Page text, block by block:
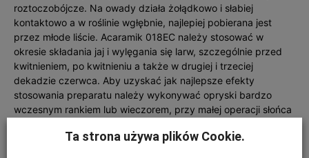
roztoczobójcze. Na owady działa żołądkowo i słabiej
kontaktowo a w roślinie wgłębnie, najlepiej pobierana jest
przez młode liście. Acaramik 018EC należy stosować w
okresie składania jaj i wylęgania się larw, szczególnie przed
kwitnieniem, po kwitnieniu a także w drugiej i trzeciej
dekadzie czerwca. Aby uzyskać jak najlepsze efekty
stosowania preparatu należy wykonywać opryski bardzo
wczesnym rankiem lub wieczorem, przy małej operacji słońca
UV. Preparat wnika do rośliny w ciągu 6-8 godzin, dzięki temu
Ta strona używa plików Cookie.